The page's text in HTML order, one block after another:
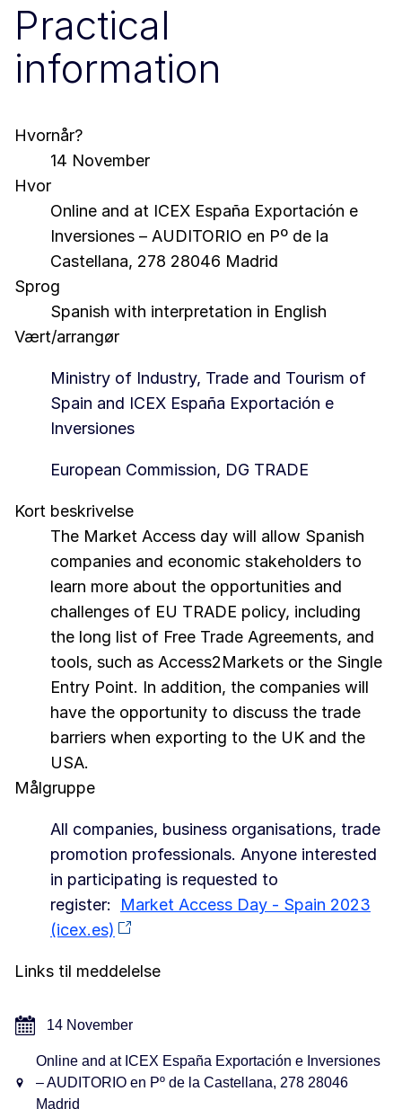
Practical
information
Hvornår?
14 November
Hvor
Online and at ICEX España Exportación e
Inversiones – AUDITORIO en Pº de la
Castellana, 278 28046 Madrid
Sprog
Spanish with interpretation in English
Vært/arrangør
Ministry of Industry, Trade and Tourism of
Spain and ICEX España Exportación e
Inversiones
European Commission, DG TRADE
Kort beskrivelse
The Market Access day will allow Spanish
companies and economic stakeholders to
learn more about the opportunities and
challenges of EU TRADE policy, including
the long list of Free Trade Agreements, and
tools, such as Access2Markets or the Single
Entry Point. In addition, the companies will
have the opportunity to discuss the trade
barriers when exporting to the UK and the
USA.
Målgruppe
All companies, business organisations, trade
promotion professionals. Anyone interested
in participating is requested to
register: Market Access Day - Spain 2023
(icex.es)
Links til meddelelse
14 November
Online and at ICEX España Exportación e Inversiones
– AUDITORIO en Pº de la Castellana, 278 28046
Madrid